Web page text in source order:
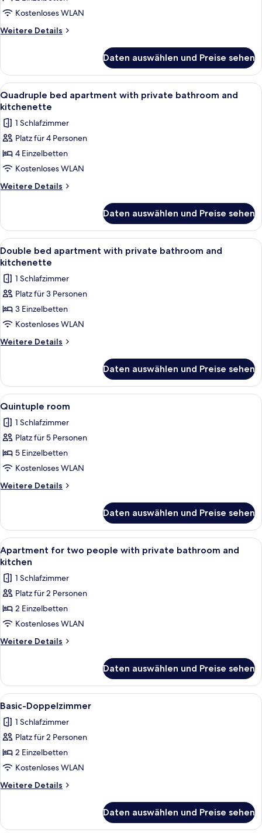
Kostenloses WLAN
Weitere Details
Weitere
2 Einzelbetten
Daten auswählen und Preise sehen
Alle
Fotos
für
Quadruple
bed
apartment
with
private
kitchenette
anzeigen
Eine moderne Küche mit weißen
1
Quadruple bed apartment with private bathroom and
kitchenette
1 Schlafzimmer
Platz für 4 Personen
4 Einzelbetten
Kostenloses WLAN
Weitere Details
Weitere
bed
apartment
with
private
and
kitchenette
Daten auswählen und Preise sehen
Alle
Fotos
für
Double
bed
apartment
with
private
kitchenette
anzeigen
Eine moderne Küche mit weißen
1
Double bed apartment with private bathroom and
kitchenette
1 Schlafzimmer
Platz für 3 Personen
3 Einzelbetten
Kostenloses WLAN
Weitere Details
Weitere
bed
apartment
with
bathroom
and
Daten auswählen und Preise sehen
Alle
Fotos
für
Quintuple
room
anzeigen
2
Quintuple room
1 Schlafzimmer
Platz für 5 Personen
5 Einzelbetten
Kostenloses WLAN
Weitere Details
Weitere
room
Daten auswählen und Preise sehen
Alle
Fotos
für
Apartment
for
two
people
with
and
kitchen
anzeigen
Eine moderne Küche mit weißen
1
Apartment for two people with private bathroom and
kitchen
1 Schlafzimmer
Platz für 2 Personen
2 Einzelbetten
Kostenloses WLAN
Weitere Details
Weitere
for
two
people
private
bathroom
kitchen
Daten auswählen und Preise sehen
Alle
Fotos
für
Basic-
Doppelzimmer
anzeigen
Ein Doppelzimmer mit zwei Betten,
3
Basic-Doppelzimmer
1 Schlafzimmer
Platz für 2 Personen
2 Einzelbetten
Kostenloses WLAN
Weitere Details
Weitere
Doppelzimmer
Daten auswählen und Preise sehen